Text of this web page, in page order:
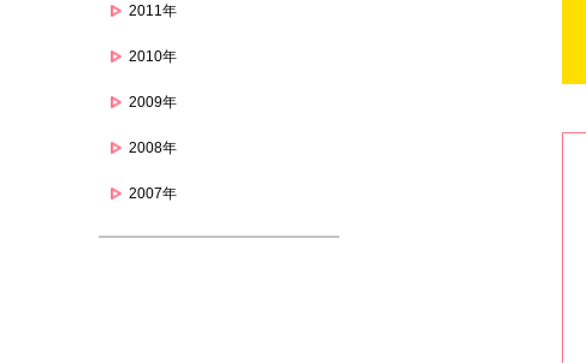
2011年
2010年
2009年
2008年
2007年